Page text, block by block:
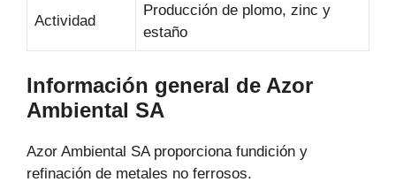
Actividad
Producción de plomo, zinc y
estaño
Información general de Azor
Ambiental SA
Azor Ambiental SA proporciona fundición y
refinación de metales no ferrosos.